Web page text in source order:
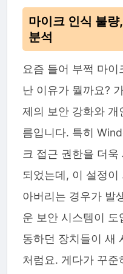
마이크 인식 불
분석
요즘 들어 부쩍 마이
난 이유가 뭘까요?
제의 보안 강화와 개
름입니다. 특히
크 접근 권한을 더욱
되었는데, 이 설정
아버리는 경우가 발
운 보안 시스템이
동하던 장치들이 새
처럼요. 게다가 꾸